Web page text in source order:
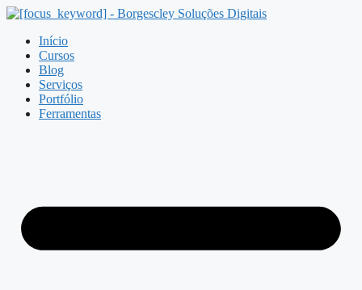
Pular
conteúdo
Início
Cursos
Blog
Serviços
Portfólio
Ferramentas